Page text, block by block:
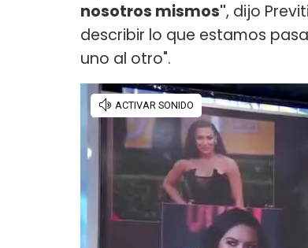
nosotros mismos", dijo
describir lo que estamos
uno al otro".